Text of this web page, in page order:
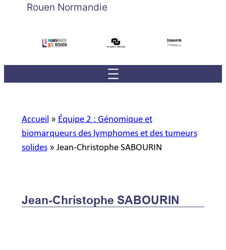
Rouen Normandie
Accueil » Équipe 2 : Génomique et
biomarqueurs des lymphomes et des tumeurs
solides» Jean-Christophe SABOURIN
Jean-Christophe SABOURIN